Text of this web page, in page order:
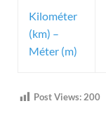
Kilométer
(km) –
Méter (m)
Post Views:200